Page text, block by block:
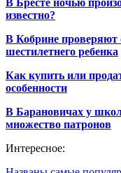
известно?
В Кобрине проверяют
шестилетнего ребенка
Как купить или
особенности
В Барановичах у
множество патронов
Интересное: